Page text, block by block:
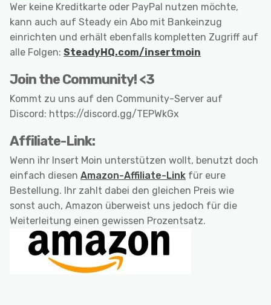
Wer keine Kreditkarte oder PayPal nutzen möchte,
kann auch auf Steady ein Abo mit Bankeinzug
einrichten und erhält ebenfalls kompletten Zugriff auf
alle Folgen: SteadyHQ.com/insertmoin
Join the Community! <3
Kommt zu uns auf den Community-Server auf
Discord: https://discord.gg/TEPWkGx
Affiliate-Link:
Wenn ihr Insert Moin unterstützen wollt, benutzt doch
einfach diesen Amazon-Affiliate-Link für eure
Bestellung. Ihr zahlt dabei den gleichen Preis wie
sonst auch, Amazon überweist uns jedoch für die
Weiterleitung einen gewissen Prozentsatz.